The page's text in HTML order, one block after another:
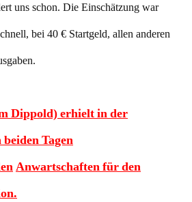
uns schon. Die Einschätzung war
bei 40 € Startgeld, allen anderen
Dippold)erhielt in der
Tagen
Anwartschaften für den